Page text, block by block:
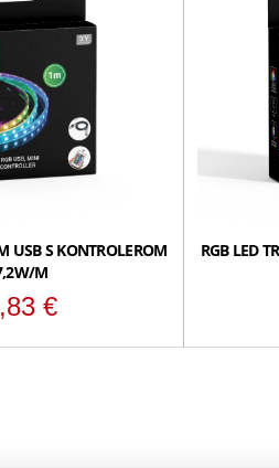
USB S KONTROLEROM
M
€
RGB LED